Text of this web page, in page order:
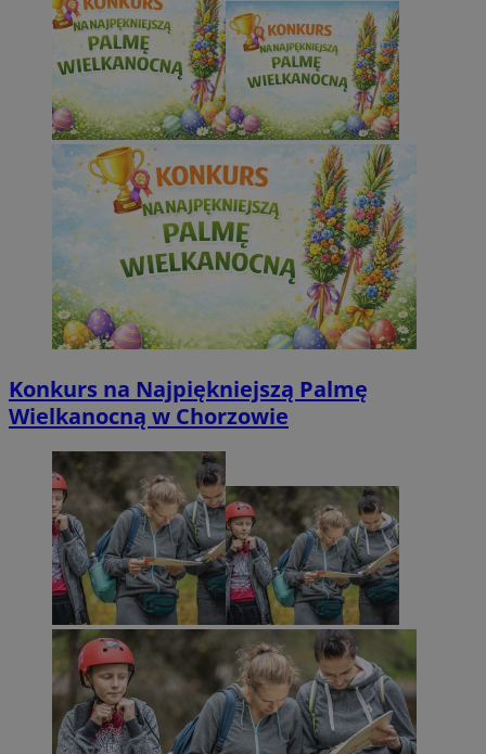
Konkurs na Najpiękniejszą Palmę
Wielkanocną w Chorzowie